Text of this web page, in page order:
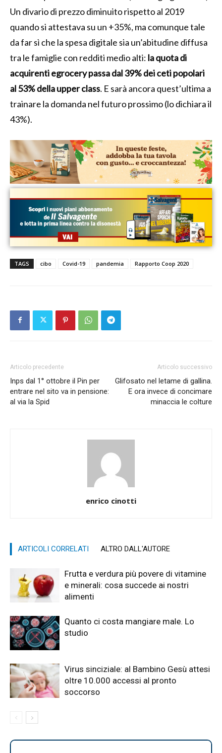
Un divario di prezzo diminuito rispetto al 2019
quando si attestava su un +35%, ma comunque tale
da far sì che la spesa digitale sia un’abitudine diffusa
tra le famiglie con redditi medio alti: la quota di
acquirenti egrocery passa dal 39% dei ceti popolari
al 53% della upper class. E sarà ancora quest’ultima a
trainare la domanda nel futuro prossimo (lo dichiara il
43%).
TAGS cibo Covid-19 pandemia Rapporto Coop 2020
Articolo precedente
Inps dal 1° ottobre il Pin per
entrare nel sito va in pensione:
al via la Spid
Articolo successivo
Glifosato nel letame di gallina.
E ora invece di concimare
minaccia le colture
enrico cinotti
ARTICOLI CORRELATI ALTRO DALL'AUTORE
Frutta e verdura più povere di vitamine
e minerali: cosa succede ai nostri
alimenti
Quanto ci costa mangiare male. Lo
studio
Virus sinciziale: al Bambino Gesù attesi
oltre 10.000 accessi al pronto
soccorso